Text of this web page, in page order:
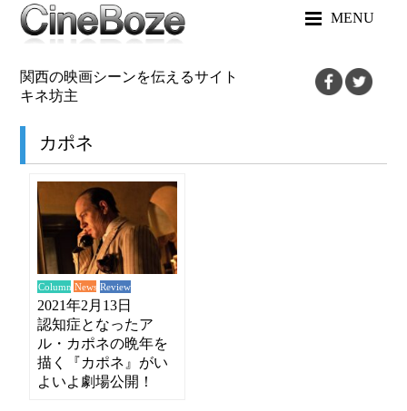
MENU
関西の映画シーンを伝えるサイト
キネ坊主
カポネ
Column News Review
2021年2月13日
認知症となったア
ル・カポネの晩年を
描く『カポネ』がい
よいよ劇場公開！